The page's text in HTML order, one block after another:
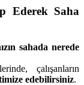
Ederek Saha
sahada nerede
çalışanların
edebilirsiniz.